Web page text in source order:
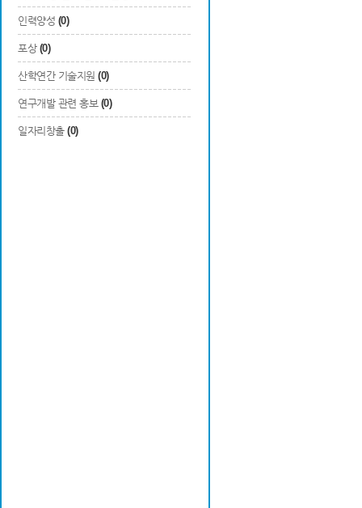
인력양성 (0)
포상 (0)
산학연간 기술지원 (0)
연구개발 관련 홍보 (0)
일자리창출 (0)